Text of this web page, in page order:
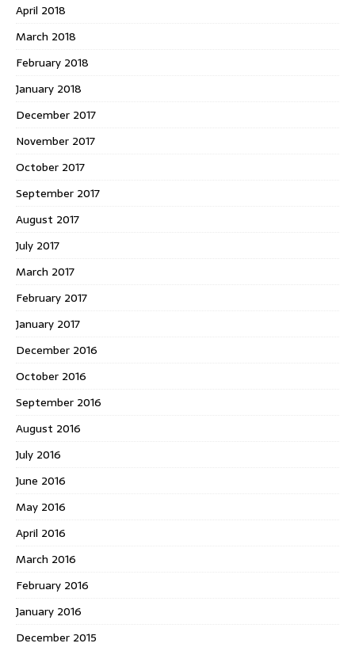
April 2018
March 2018
February 2018
January 2018
December 2017
November 2017
October 2017
September 2017
August 2017
July 2017
March 2017
February 2017
January 2017
December 2016
October 2016
September 2016
August 2016
July 2016
June 2016
May 2016
April 2016
March 2016
February 2016
January 2016
December 2015